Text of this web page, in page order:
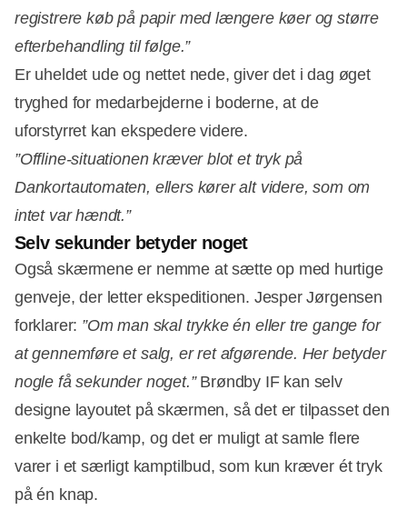
registrere køb på papir med længere køer og større
efterbehandling til følge.”
Er uheldet ude og nettet nede, giver det i dag øget
tryghed for medarbejderne i boderne, at de
uforstyrret kan ekspedere videre.
”Offline-situationen kræver blot et tryk på
Dankortautomaten, ellers kører alt videre, som om
intet var hændt.”
Selv sekunder betyder noget
Også skærmene er nemme at sætte op med hurtige
genveje, der letter ekspeditionen. Jesper Jørgensen
forklarer: ”Om man skal trykke én eller tre gange for
at gennemføre et salg, er ret afgørende. Her betyder
nogle få sekunder noget.”Brøndby IF kan selv
designe layoutet på skærmen, så det er tilpasset den
enkelte bod/kamp, og det er muligt at samle flere
varer i et særligt kamptilbud, som kun kræver ét tryk
på én knap.